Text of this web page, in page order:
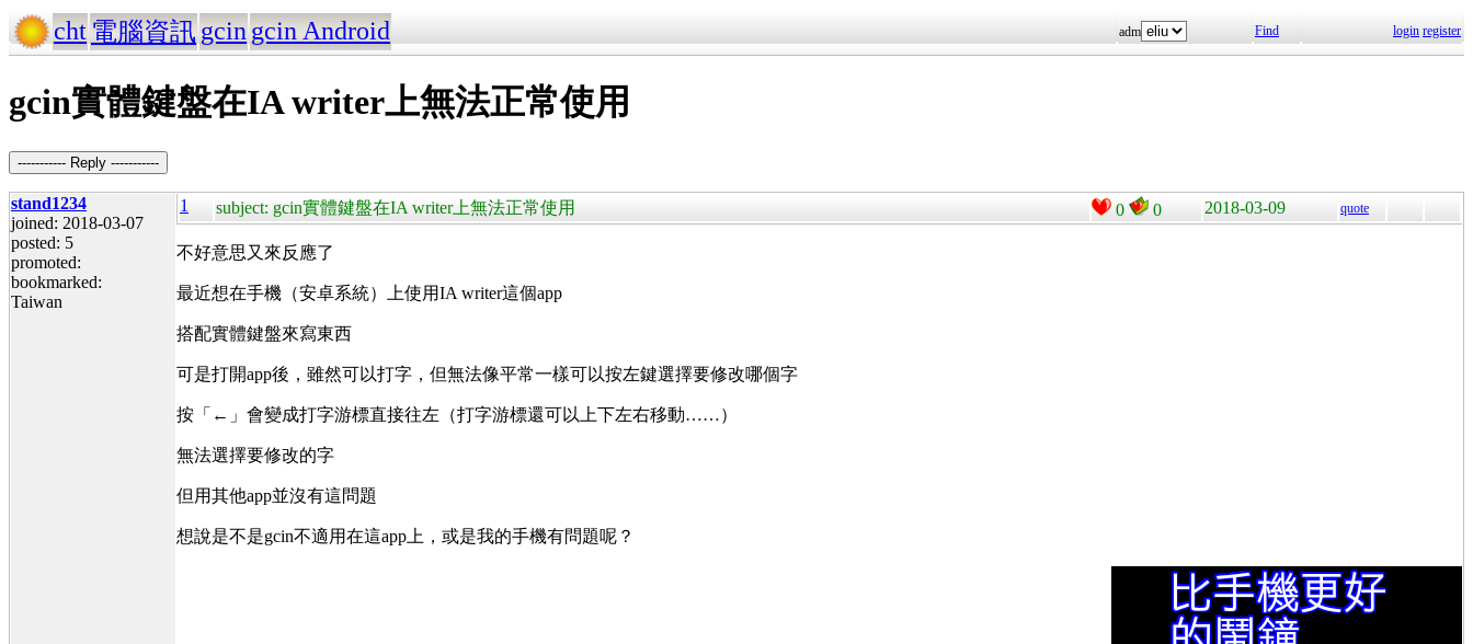
cht 電腦資訊 gcin gcin Android adm Find login register
gcin實體鍵盤在IA writer上無法正常使用
----------- Reply -----------
stand1234
joined: 2018-03-07
posted: 5
promoted:
bookmarked:
Taiwan
1 subject: gcin實體鍵盤在IA writer上無法正常使用 0 0 2018-03-09 quote
不好意思又來反應了
最近想在手機（安卓系統）上使用IA writer這個app
搭配實體鍵盤來寫東西
可是打開app後，雖然可以打字，但無法像平常一樣可以按左鍵選擇要修改哪個字
按「←」會變成打字游標直接往左（打字游標還可以上下左右移動……）
無法選擇要修改的字
但用其他app並沒有這問題
想說是不是gcin不適用在這app上，或是我的手機有問題呢？